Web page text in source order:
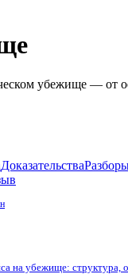
убежище — от
Доказательства
на убежище: